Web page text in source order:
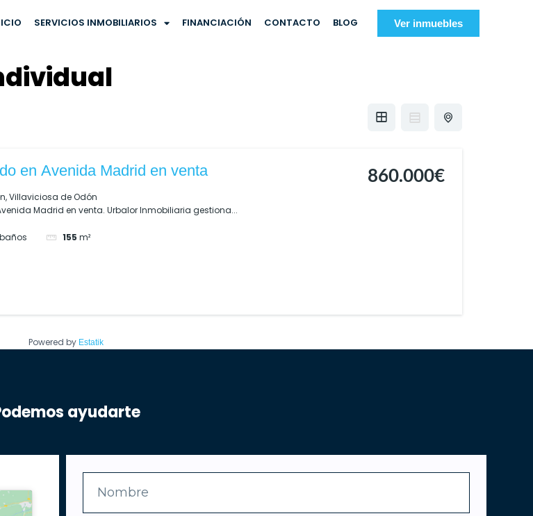
SERVICIOS INMOBILIARIOS FINANCIACIÓN CONTACTO BLOG Ver inmuebles
en Avenida Madrid en venta
Villaviciosa de Odón
Madrid en venta. Urbalor Inmobiliaria gestiona...
baños 155 m²
860.000€
Powered by Estatik
ayudarte